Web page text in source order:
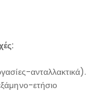
ανταλλακτικά).
ετήσιο